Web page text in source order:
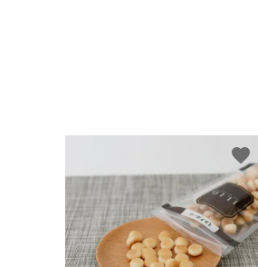
配送・送料について
支払い方法について
特定商取引法に基づく表記
favorite